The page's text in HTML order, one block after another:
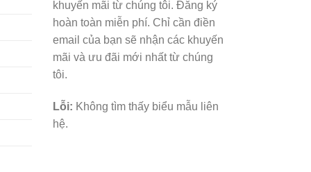
khuyến mãi từ chúng tôi. Đăng ký
hoàn toàn miễn phí. Chỉ cần điền
email của bạn sẽ nhận các khuyến
mãi và ưu đãi mới nhất từ chúng
tôi.
Lỗi: Không tìm thấy biểu mẫu liên
hệ.